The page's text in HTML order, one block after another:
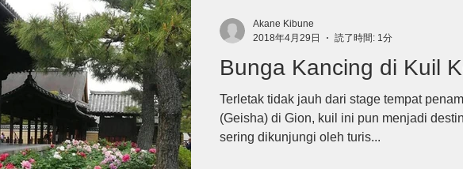
Bunga Kancing di Kuil
Terletak tidak jauh dari stage tempat
(Geisha) di Gion, kuil ini pun menjadi
sering dikunjungi oleh turis...
Akane Kibune
2018年4月29日
読了時間: 1分